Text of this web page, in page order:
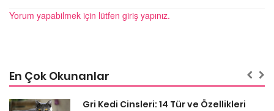
Yorum yapabilmek için lütfen giriş yapınız.
En Çok Okunanlar
Gri Kedi Cinsleri: 14 Tür ve Özellikleri